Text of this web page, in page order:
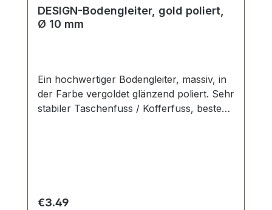
DESIGN-Bodengleiter, gold poliert,
Ø 10 mm
Ein hochwertiger Bodengleiter, massiv, in
der Farbe vergoldet glänzend poliert. Sehr
stabiler Taschenfuss / Kofferfuss, bestens
Regular price:
€3.49